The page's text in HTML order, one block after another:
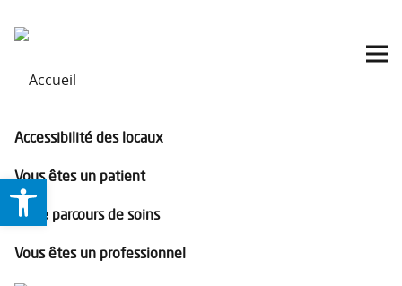
Ouvrir la barre d’outils
Accessibilité des locaux
Vous êtes un patient
Votre parcours de soins
Vous êtes un professionnel